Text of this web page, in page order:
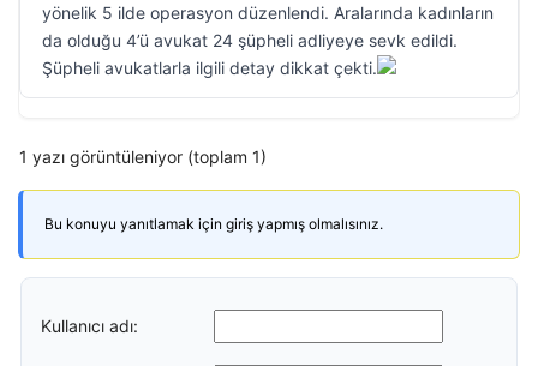
yönelik 5 ilde operasyon düzenlendi. Aralarında kadınların
da olduğu 4’ü avukat 24 şüpheli adliyeye sevk edildi.
Şüpheli avukatlarla ilgili detay dikkat çekti.
1 yazı görüntüleniyor (toplam 1)
Bu konuyu yanıtlamak için giriş yapmış olmalısınız.
Kullanıcı adı: